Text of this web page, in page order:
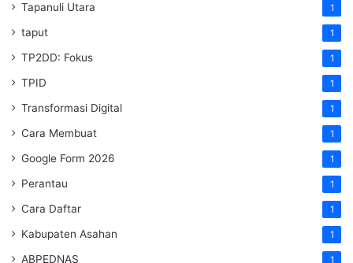
Tapanuli Utara 1
taput 1
TP2DD: Fokus 1
TPID 1
Transformasi Digital 1
Cara Membuat 1
Google Form 2026 1
Perantau 1
Cara Daftar 1
Kabupaten Asahan 1
ABPEDNAS 1